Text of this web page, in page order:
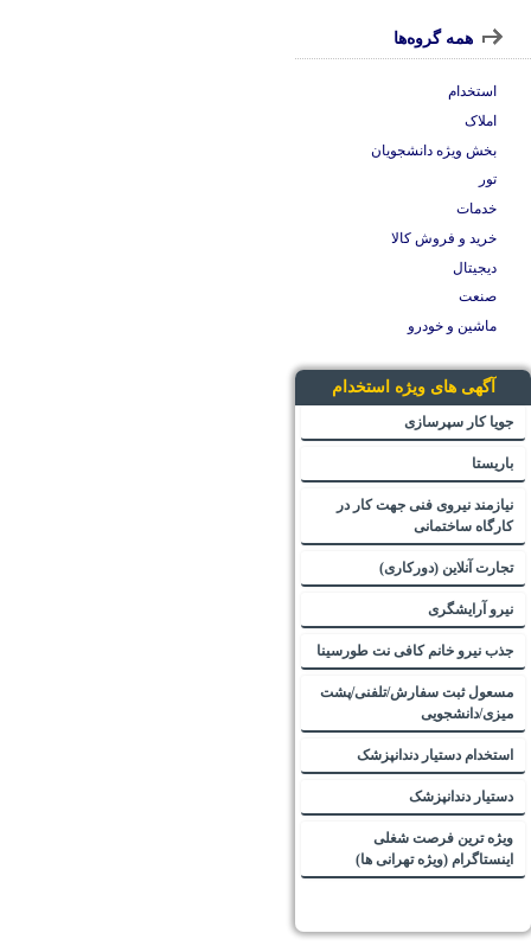
همه گروه‌ها
استخدام
املاک
بخش ویژه دانشجویان
تور
خدمات
خرید و فروش کالا
دیجیتال
صنعت
ماشین و خودرو
آگهی های ویژه استخدام
جویا کار سپرسازی
باریستا
نیازمند نیروی فنی جهت کار در
کارگاه ساختمانی
تجارت آنلاین (دورکاری)
نیرو آرایشگری
جذب نیرو خانم کافی نت طورسینا
مسعول ثبت سفارش/تلفنی/پشت
میزی/دانشجویی
استخدام دستیار دندانپزشک
دستیار دندانپزشک
ویژه ترین فرصت شغلی
اینستاگرام (ویژه تهرانی ها)